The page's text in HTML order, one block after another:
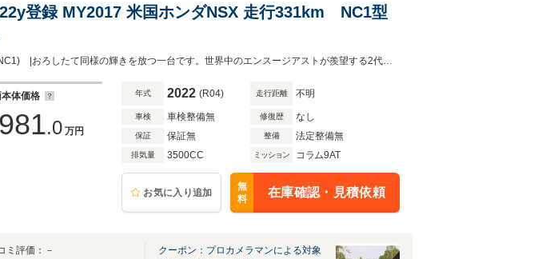
登録 MY2017 米国ホンダNSX 走行331km NC1型
走行わずか331km ホンダ NSX (NC1) |おろしたて同様の輝きを放つ一台です。世界中のエンスージアストが羨望する2代目NSXが入庫致しました。内外装に傷は一切無いコンディションです。
体価格
.0 万円
年式 2022 (R04) 走行距離 不明
車検 車検整備無 修復歴 なし
保証 保証無 整備 法定整備無
排気量 3500CC ミッション コラム9AT
お気に入り追加
無
料
在庫確認・見積依頼
ミ評価：－
クーポン：プロカメラマンによる対象